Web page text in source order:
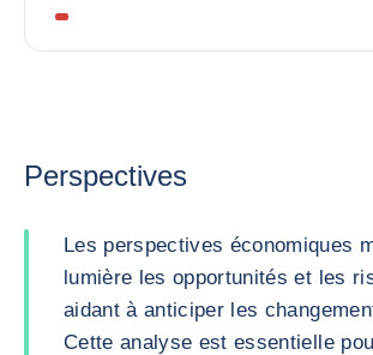
Perspectives
Les perspectives économiques
lumière les opportunités et les
aidant à anticiper les
Cette analyse est essentielle